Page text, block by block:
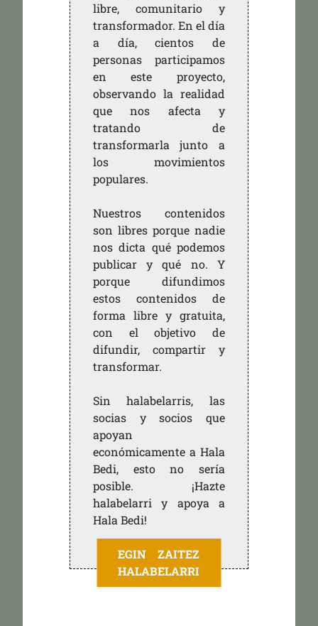
libre, comunitario y
transformador. En el día
a día, cientos de
personas participamos
en este proyecto,
observando la realidad
que nos afecta y
tratando de
transformarla junto a
los movimientos
populares.
Nuestros contenidos
son libres porque nadie
nos dicta qué podemos
publicar y qué no. Y
porque difundimos
estos contenidos de
forma libre y gratuita,
con el objetivo de
difundir, compartir y
transformar.
Sin halabelarris, las
socias y socios que
apoyan
económicamente a Hala
Bedi, esto no sería
posible. ¡Hazte
halabelarri y apoya a
Hala Bedi!
EGIN ZAITEZ
HALABELARRI